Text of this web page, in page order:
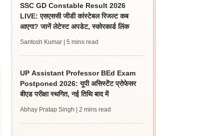
SSC GD Constable Result 2026
LIVE: एसएससी जीडी कांस्टेबल रिजल्ट कब
आएगा? जानें लेटेस्ट अपडेट, स्कोरकार्ड लिंक
Santosh Kumar | 5 mins read
UP Assistant Professor BEd Exam
Postponed 2026: यूपी असिस्टेंट प्रोफेसर
बीएड परीक्षा स्थगित, नई तिथि बाद में
Abhay Pratap Singh | 2 mins read